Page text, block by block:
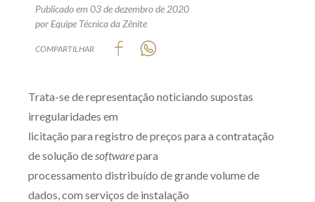
Guia de Direitos dos Titulares de Dados
Encarregado (contato)
Zênite Play
Orientação por Escrito
Mentoria Zênite
Publicado em 03 de dezembro de 2020
por Equipe Técnica da Zênite
COMPARTILHAR
Trata-se de representação noticiando supostas
irregularidades em
licitação para registro de preços para a contratação
de solução desoftwarepara
processamento distribuído de grande volume de
dados, com serviços de instalação